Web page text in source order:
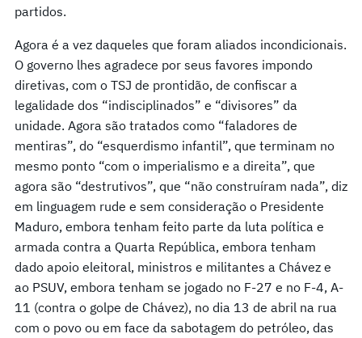
partidos.
Agora é a vez daqueles que foram aliados incondicionais.
O governo lhes agradece por seus favores impondo
diretivas, com o TSJ de prontidão, de confiscar a
legalidade dos “indisciplinados” e “divisores” da
unidade. Agora são tratados como “faladores de
mentiras”, do “esquerdismo infantil”, que terminam no
mesmo ponto “com o imperialismo e a direita”, que
agora são “destrutivos”, que “não construíram nada”, diz
em linguagem rude e sem consideração o Presidente
Maduro, embora tenham feito parte da luta política e
armada contra a Quarta República, embora tenham
dado apoio eleitoral, ministros e militantes a Chávez e
ao PSUV, embora tenham se jogado no F-27 e no F-4, A-
11 (contra o golpe de Chávez), no dia 13 de abril na rua
com o povo ou em face da sabotagem do petróleo, das